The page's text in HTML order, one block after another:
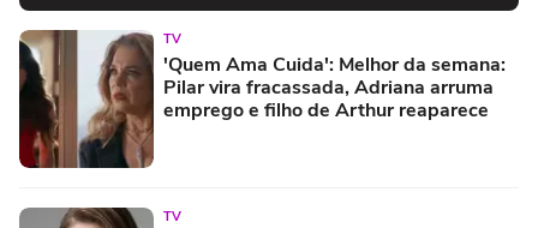
TV
'Quem Ama Cuida': Melhor da semana:
Pilar vira fracassada, Adriana arruma
emprego e filho de Arthur reaparece
TV